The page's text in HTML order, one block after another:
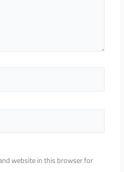
website in this browser for